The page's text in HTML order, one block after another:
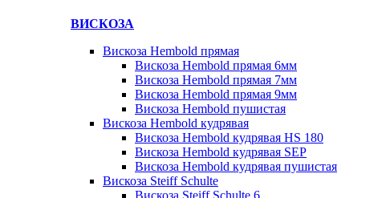
ВИСКОЗА
Вискоза Hembold прямая
Вискоза Hembold прямая 6мм
Вискоза Hembold прямая 7мм
Вискоза Hembold прямая 9мм
Вискоза Hembold пушистая
Вискоза Hembold кудрявая
Вискоза Hembold кудрявая HS 180
Вискоза Hembold кудрявая SEP
Вискоза Hembold кудрявая пушистая
Вискоза Steiff Schulte
Вискоза Steiff Schulte 6